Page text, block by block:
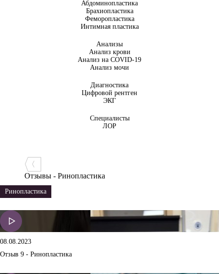
Абдоминопластика
Брахиопластика
Феморопластика
Интимная пластика
Анализы
Анализ крови
Анализ на COVID-19
Анализ мочи
Диагностика
Цифровой рентген
ЭКГ
Специалисты
ЛОР
Отзывы - Ринопластика
Ринопластика
08.08.2023
Отзыв 9 - Ринопластика